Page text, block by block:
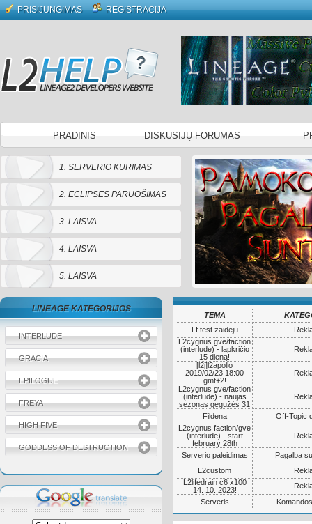
PRISIJUNGIMAS REGISTRACIJA
PRADINIS DISKUSIJŲ FORUMAS
1. SERVERIO KURIMAS
2. ECLIPSĖS PARUOŠIMAS
3. LAISVA
4. LAISVA
5. LAISVA
LINEAGE KATEGORIJOS
INTERLUDE
GRACIA
EPILOGUE
FREYA
HIGH FIVE
GODDESS OF DESTRUCTION
TEMA
Lf test zaideju
L2cygnus gve/faction
(interlude) - lapkričio
15 dieną!
[l2j]l2apollo
2019/02/23 18:00
gmt+2!
L2cygnus gve/faction
(interlude) - naujas
sezonas gegužės 31
Fildena
Off-Topic
L2cygnus faction/gve
(interlude) - start
february 28th
Serverio paleidimas
Pagalba
L2custom
L2lifedrain c6 x100
14. 10. 2023!
Serveris